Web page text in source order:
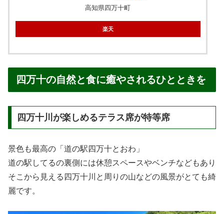
高知県四万十町
楽天
四万十の自然と食に癒やされるひとときを
四万十川が楽しめるテラス席が特等席
景色も最高の「道の駅四万十とおわ」
道の駅してるの裏側には休憩スペースやベンチなどもあり
そこから見える四万十川と周りの山などの風景がとても綺
麗です。